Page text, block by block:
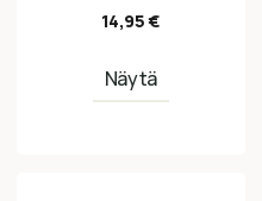
14,95€
Näytä